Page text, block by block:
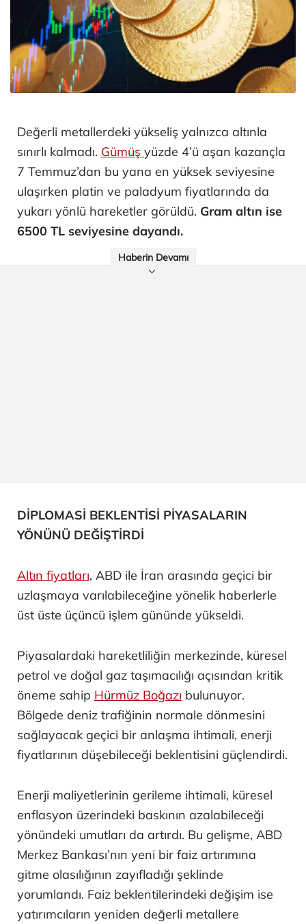
Değerli metallerdeki yükseliş yalnızca altınla
sınırlı kalmadı. Gümüş yüzde 4’ü aşan kazançla
7 Temmuz’dan bu yana en yüksek seviyesine
ulaşırken platin ve paladyum fiyatlarında da
yukarı yönlü hareketler görüldü. Gram altın ise
6500 TL seviyesine dayandı.
Haberin Devamı
DİPLOMASİ BEKLENTİSİ PİYASALARIN
YÖNÜNÜ DEĞİŞTİRDİ
Altın fiyatları, ABD ile İran arasında geçici bir
uzlaşmaya varılabileceğine yönelik haberlerle
üst üste üçüncü işlem gününde yükseldi.
Piyasalardaki hareketliliğin merkezinde, küresel
petrol ve doğal gaz taşımacılığı açısından kritik
öneme sahip Hürmüz Boğazı bulunuyor.
Bölgede deniz trafiğinin normale dönmesini
sağlayacak geçici bir anlaşma ihtimali, enerji
fiyatlarının düşebileceği beklentisini güçlendirdi.
Enerji maliyetlerinin gerileme ihtimali, küresel
enflasyon üzerindeki baskının azalabileceği
yönündeki umutları da artırdı. Bu gelişme, ABD
Merkez Bankası’nın yeni bir faiz artırımına
gitme olasılığının zayıfladığı şeklinde
yorumlandı. Faiz beklentilerindeki değişim ise
yatırımcıların yeniden değerli metallere